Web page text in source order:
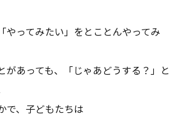
やってみたい」をとことんやってみ
があっても、「じゃあどうする？」と
で、子どもたちは